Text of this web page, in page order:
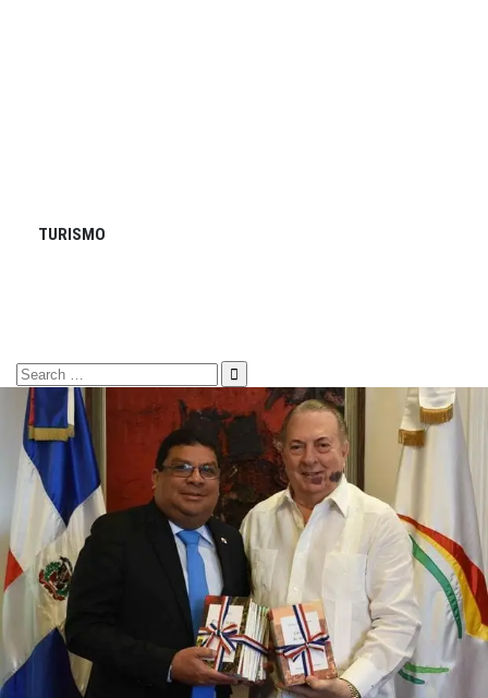
TURISMO
Search
for: